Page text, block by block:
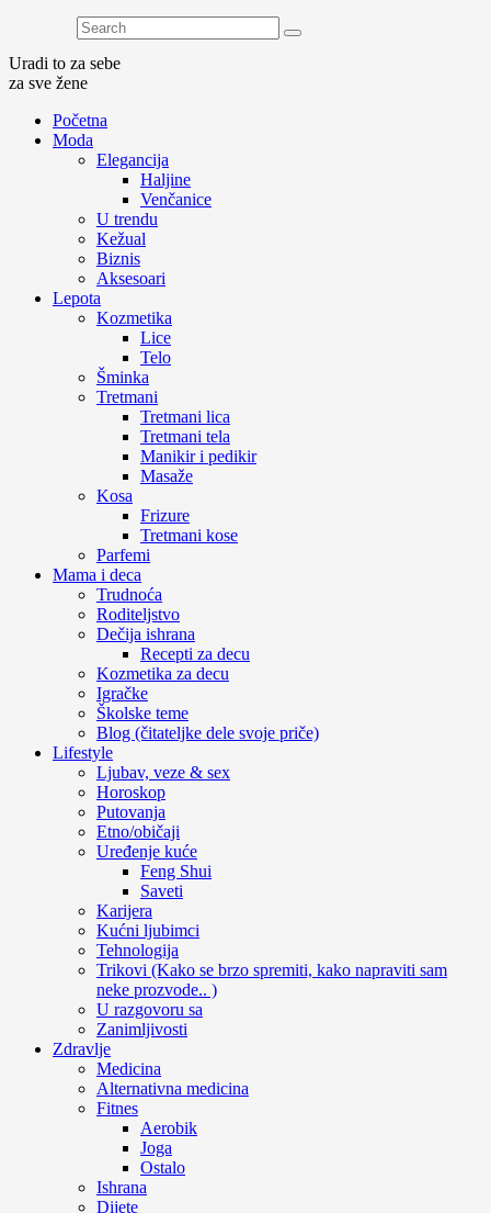
Uradi to za sebe
za sve žene
Početna
Moda
Elegancija
Haljine
Venčanice
U trendu
Kežual
Biznis
Aksesoari
Lepota
Kozmetika
Lice
Telo
Šminka
Tretmani
Tretmani lica
Tretmani tela
Manikir i pedikir
Masaže
Kosa
Frizure
Tretmani kose
Parfemi
Mama i deca
Trudnoća
Roditeljstvo
Dečija ishrana
Recepti za decu
Kozmetika za decu
Igračke
Školske teme
Blog (čitateljke dele svoje priče)
Lifestyle
Ljubav, veze & sex
Horoskop
Putovanja
Etno/običaji
Uređenje kuće
Feng Shui
Saveti
Karijera
Kućni ljubimci
Tehnologija
Trikovi (Kako se brzo spremiti, kako napraviti sam
neke prozvode.. )
U razgovoru sa
Zanimljivosti
Zdravlje
Medicina
Alternativna medicina
Fitnes
Aerobik
Joga
Ostalo
Ishrana
Dijete